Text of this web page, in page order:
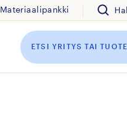
Materiaalipankki
ETSI YRITYS TAI TUOTE